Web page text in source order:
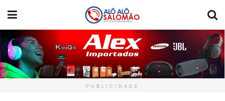
PUBLICIDADE